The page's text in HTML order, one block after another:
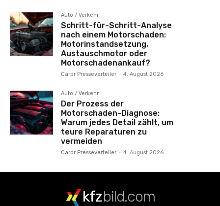
Auto / Verkehr
Schritt-für-Schritt-Analyse
nach einem Motorschaden:
Motorinstandsetzung,
Austauschmotor oder
Motorschadenankauf?
Carpr Presseverteiler - 4. August 2026
Auto / Verkehr
Der Prozess der
Motorschaden-Diagnose:
Warum jedes Detail zählt, um
teure Reparaturen zu
vermeiden
Carpr Presseverteiler - 4. August 2026
kfzbild.com